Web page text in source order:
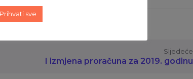
Sljedeće
I izmjena proračuna za 2019. godinu
Prihvati sve